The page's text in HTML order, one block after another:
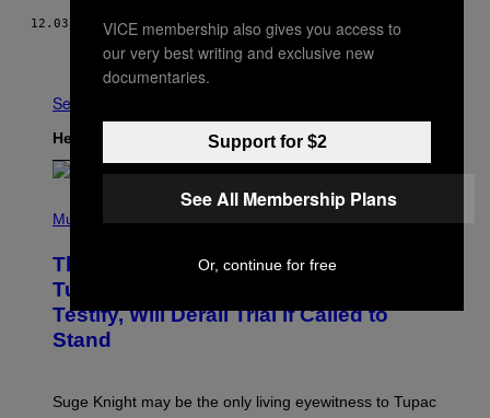
12.03.15 DOORBECKY FERREIRA
Ouder
See All
Het Laatste
P
O
B
D
I
T
Music
The Only Living Eyewitness to
Tupac’s 1996 Murder Still Refuses to
Testify, Will Derail Trial if Called to
Stand
Suge Knight may be the only living eyewitness to Tupac
VICE membership also gives you access to
our very best writing and exclusive new
documentaries.
Support for $2
See All Membership Plans
Or, continue for free